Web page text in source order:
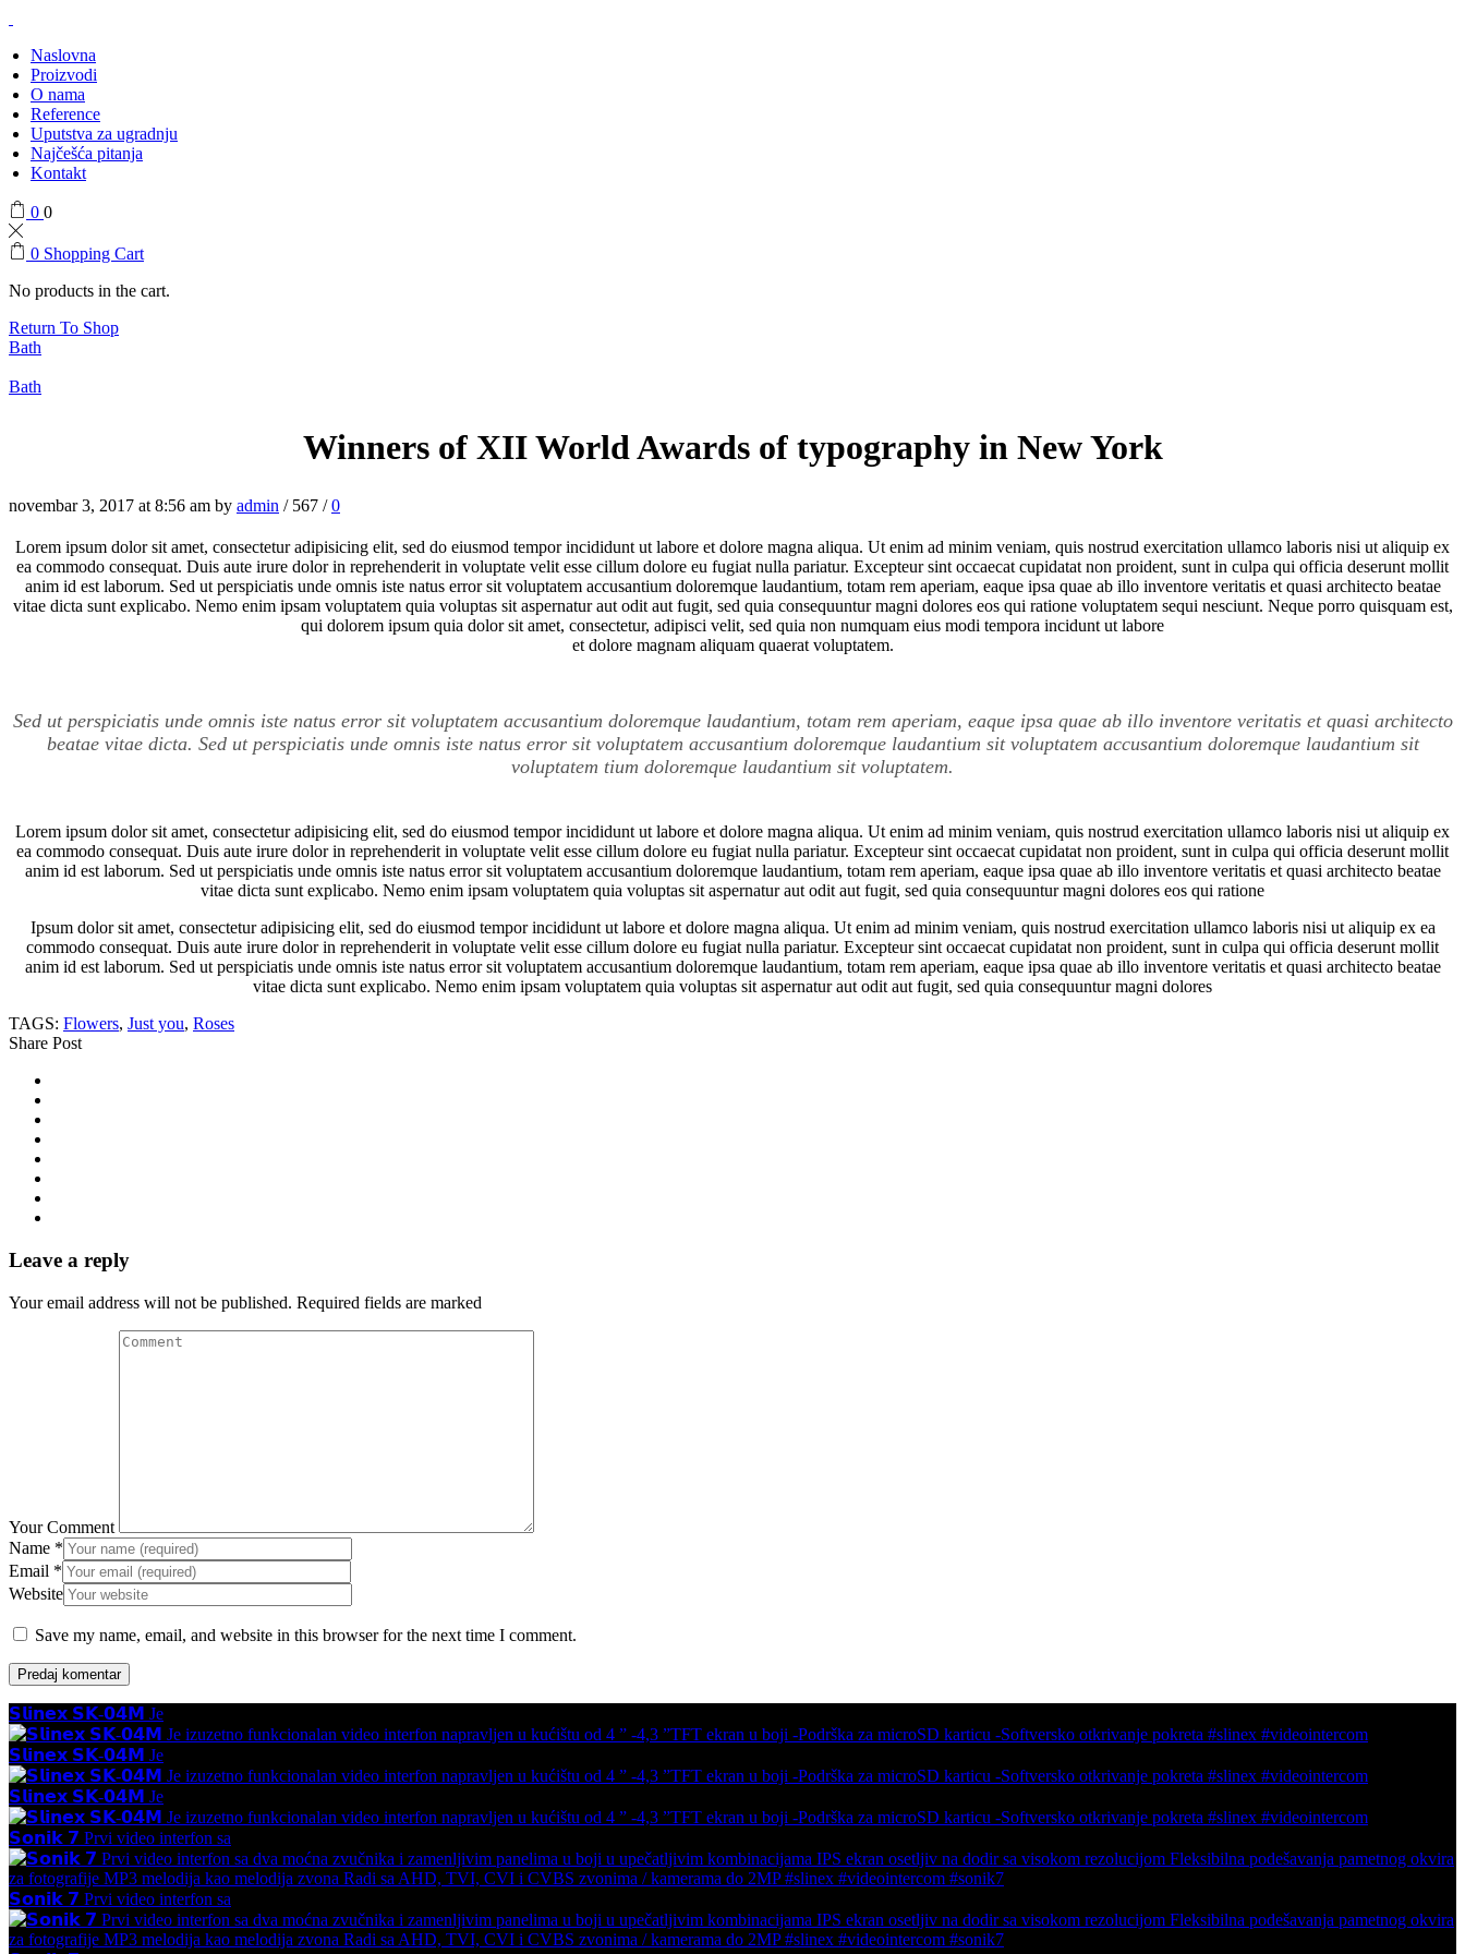
Naslovna
Proizvodi
O nama
Reference
Uputstva za ugradnju
Najčešća pitanja
Kontakt
0 0
0 Shopping Cart
No products in the cart.
Return To Shop
Bath
Bath
Winners of XII World Awards of typography in New York
novembar 3, 2017 at 8:56 am by admin / 567 / 0
Lorem ipsum dolor sit amet, consectetur adipisicing elit, sed do eiusmod tempor incididunt ut labore et dolore magna aliqua. Ut enim ad minim veniam, quis nostrud exercitation ullamco laboris nisi ut aliquip ex
ea commodo consequat. Duis aute irure dolor in reprehenderit in voluptate velit esse cillum dolore eu fugiat nulla pariatur. Excepteur sint occaecat cupidatat non proident, sunt in culpa qui officia deserunt mollit
anim id est laborum. Sed ut perspiciatis unde omnis iste natus error sit voluptatem accusantium doloremque laudantium, totam rem aperiam, eaque ipsa quae ab illo inventore veritatis et quasi architecto beatae
vitae dicta sunt explicabo. Nemo enim ipsam voluptatem quia voluptas sit aspernatur aut odit aut fugit, sed quia consequuntur magni dolores eos qui ratione voluptatem sequi nesciunt. Neque porro quisquam est,
qui dolorem ipsum quia dolor sit amet, consectetur, adipisci velit, sed quia non numquam eius modi tempora incidunt ut labore
et dolore magnam aliquam quaerat voluptatem.
Sed ut perspiciatis unde omnis iste natus error sit voluptatem accusantium doloremque laudantium, totam rem aperiam, eaque ipsa quae ab illo inventore veritatis et quasi architecto
beatae vitae dicta. Sed ut perspiciatis unde omnis iste natus error sit voluptatem accusantium doloremque laudantium sit voluptatem accusantium doloremque laudantium sit
voluptatem tium doloremque laudantium sit voluptatem.
Lorem ipsum dolor sit amet, consectetur adipisicing elit, sed do eiusmod tempor incididunt ut labore et dolore magna aliqua. Ut enim ad minim veniam, quis nostrud exercitation ullamco laboris nisi ut aliquip ex
ea commodo consequat. Duis aute irure dolor in reprehenderit in voluptate velit esse cillum dolore eu fugiat nulla pariatur. Excepteur sint occaecat cupidatat non proident, sunt in culpa qui officia deserunt mollit
anim id est laborum. Sed ut perspiciatis unde omnis iste natus error sit voluptatem accusantium doloremque laudantium, totam rem aperiam, eaque ipsa quae ab illo inventore veritatis et quasi architecto beatae
vitae dicta sunt explicabo. Nemo enim ipsam voluptatem quia voluptas sit aspernatur aut odit aut fugit, sed quia consequuntur magni dolores eos qui ratione
Ipsum dolor sit amet, consectetur adipisicing elit, sed do eiusmod tempor incididunt ut labore et dolore magna aliqua. Ut enim ad minim veniam, quis nostrud exercitation ullamco laboris nisi ut aliquip ex ea
commodo consequat. Duis aute irure dolor in reprehenderit in voluptate velit esse cillum dolore eu fugiat nulla pariatur. Excepteur sint occaecat cupidatat non proident, sunt in culpa qui officia deserunt mollit
anim id est laborum. Sed ut perspiciatis unde omnis iste natus error sit voluptatem accusantium doloremque laudantium, totam rem aperiam, eaque ipsa quae ab illo inventore veritatis et quasi architecto beatae
vitae dicta sunt explicabo. Nemo enim ipsam voluptatem quia voluptas sit aspernatur aut odit aut fugit, sed quia consequuntur magni dolores
TAGS: Flowers, Just you, Roses
Share Post
Leave a reply
Your email address will not be published. Required fields are marked
Your Comment
Name *
Email *
Website
Save my name, email, and website in this browser for the next time I comment.
𝗦𝗹𝗶𝗻𝗲𝘅 𝗦𝗞-𝟬𝟰𝗠 Je
𝗦𝗹𝗶𝗻𝗲𝘅 𝗦𝗞-𝟬𝟰𝗠 Je
𝗦𝗹𝗶𝗻𝗲𝘅 𝗦𝗞-𝟬𝟰𝗠 Je
𝗦𝗼𝗻𝗶𝗸 𝟳 Prvi video interfon sa
𝗦𝗼𝗻𝗶𝗸 𝟳 Prvi video interfon sa